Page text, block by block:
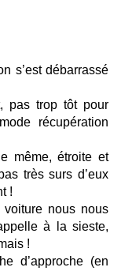
s’est débarrassé
pas trop tôt pour
récupération
même, étroite et
très surs d’eux
!
nous nous
à la sieste,
!
d’approche (en